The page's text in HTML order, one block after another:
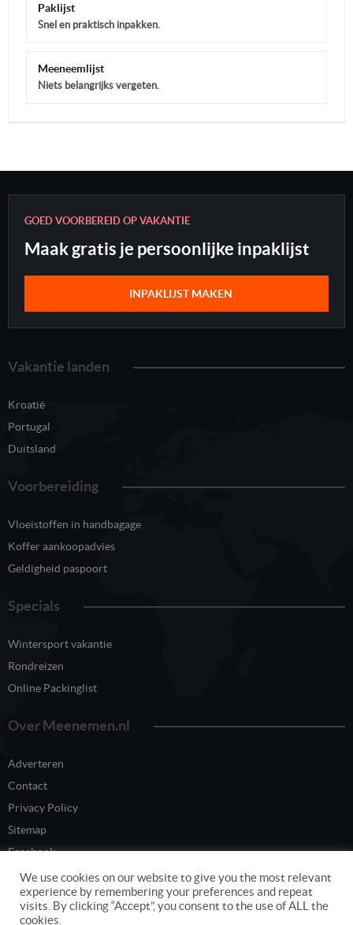
Paklijst
Snel en praktisch inpakken.
Meeneemlijst
Niets belangrijks vergeten.
GOED VOORBEREID OP VAKANTIE
Maak gratis je persoonlijke inpaklijst
INPAKLIJST MAKEN
Vakantie landen
Kroatië
Portugal
Duitsland
Voorbereiding
Vloeistoffen in handbagage
Koffer aankoopadvies
Geldigheid paspoort
Specials
Wintersport vakantie
Rondreizen
Online Packinglist
Over Meenemen.nl
Adverteren
Contact
Privacy Policy
Sitemap
Facebook
Twitter
We use cookies on our website to give you the most relevant
experience by remembering your preferences and repeat
visits. By clicking “Accept”, you consent to the use of ALL the
cookies.